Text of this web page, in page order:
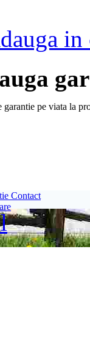
in
pe viata la
Contact